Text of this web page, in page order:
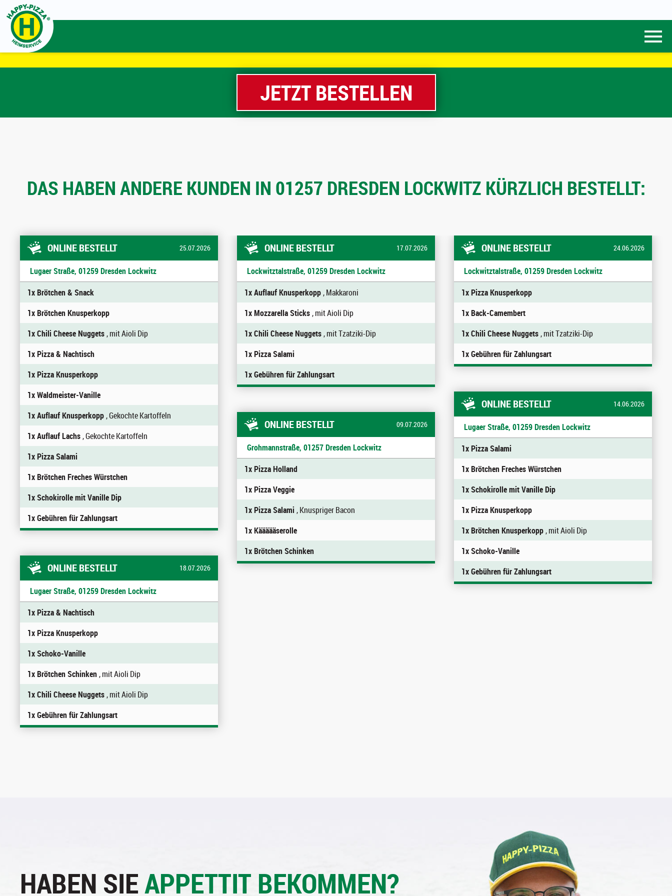
JETZT BESTELLEN
DAS HABEN ANDERE KUNDEN IN 01257 DRESDEN LOCKWITZ KÜRZLICH BESTELLT:
ONLINE BESTELLT 25.07.2026
Lugaer Straße, 01259 Dresden Lockwitz
1x Brötchen & Snack
1x Brötchen Knusperkopp
1x Chili Cheese Nuggets, mit Aioli Dip
1x Pizza & Nachtisch
1x Pizza Knusperkopp
1x Waldmeister-Vanille
1x Auflauf Knusperkopp, Gekochte Kartoffeln
1x Auflauf Lachs, Gekochte Kartoffeln
1x Pizza Salami
1x Brötchen Freches Würstchen
1x Schokirolle mit Vanille Dip
1x Gebühren für Zahlungsart
ONLINE BESTELLT 18.07.2026
Lugaer Straße, 01259 Dresden Lockwitz
1x Pizza & Nachtisch
1x Pizza Knusperkopp
1x Schoko-Vanille
1x Brötchen Schinken, mit Aioli Dip
1x Chili Cheese Nuggets, mit Aioli Dip
1x Gebühren für Zahlungsart
ONLINE BESTELLT 17.07.2026
Lockwitztalstraße, 01259 Dresden Lockwitz
1x Auflauf Knusperkopp, Makkaroni
1x Mozzarella Sticks, mit Aioli Dip
1x Chili Cheese Nuggets, mit Tzatziki-Dip
1x Pizza Salami
1x Gebühren für Zahlungsart
ONLINE BESTELLT 09.07.2026
Grohmannstraße, 01257 Dresden Lockwitz
1x Pizza Holland
1x Pizza Veggie
1x Pizza Salami , Knuspriger Bacon
1x Käääääserolle
1x Brötchen Schinken
ONLINE BESTELLT 24.06.2026
Lockwitztalstraße, 01259 Dresden Lockwitz
1x Pizza Knusperkopp
1x Back-Camembert
1x Chili Cheese Nuggets, mit Tzatziki-Dip
1x Gebühren für Zahlungsart
ONLINE BESTELLT 14.06.2026
Lugaer Straße, 01259 Dresden Lockwitz
1x Pizza Salami
1x Brötchen Freches Würstchen
1x Schokirolle mit Vanille Dip
1x Pizza Knusperkopp
1x Brötchen Knusperkopp, mit Aioli Dip
1x Schoko-Vanille
1x Gebühren für Zahlungsart
HABEN SIEAPPETTIT BEKOMMEN?